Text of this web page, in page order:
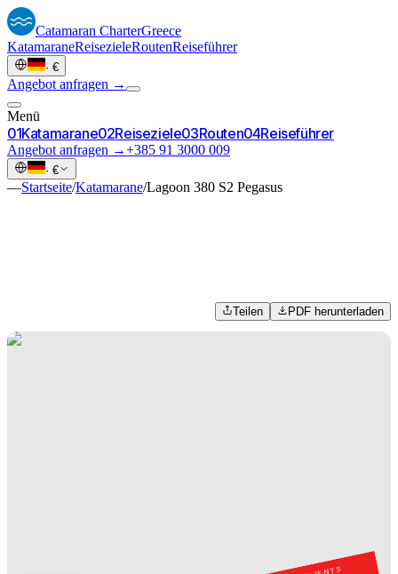
Catamaran CharterGreece
KatamaraneReisezieleRoutenReiseführer
· €
Angebot anfragen →
Menü
01Katamarane02Reiseziele03Routen04Reiseführer
Angebot anfragen →+385 91 3000 009
· €
—Startseite/Katamarane/Lagoon 380 S2 Pegasus
Teilen PDF herunterladen